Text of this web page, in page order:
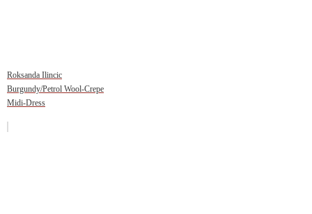
Roksanda Ilincic
Burgundy/Petrol Wool-Crepe
Midi-Dress